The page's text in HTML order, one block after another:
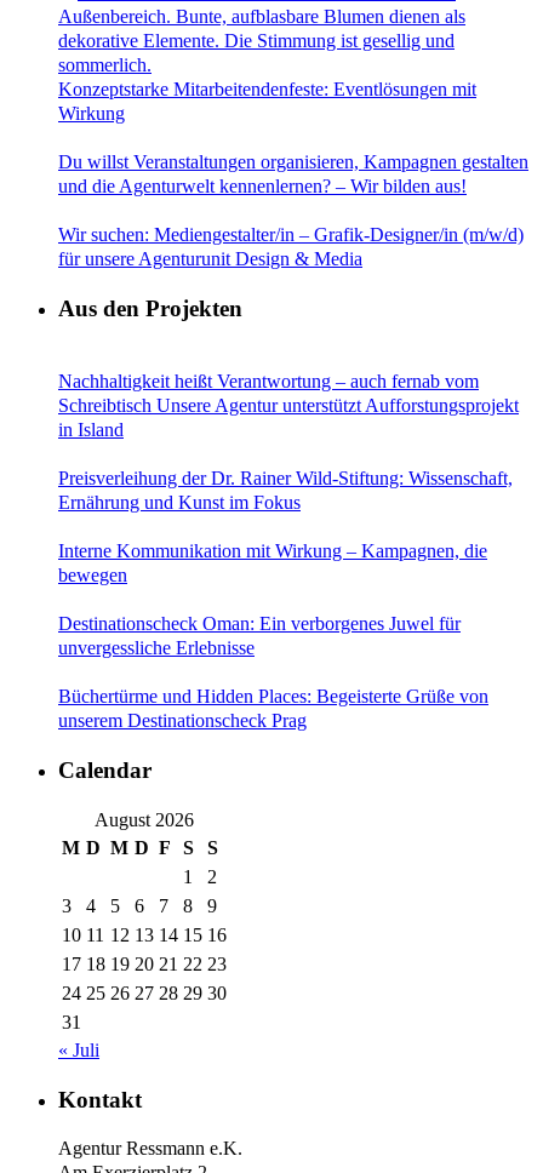
Konzeptstarke Mitarbeitendenfeste: Eventlösungen mit
Wirkung
Du willst Veranstaltungen organisieren, Kampagnen gestalten
und die Agenturwelt kennenlernen? – Wir bilden aus!
Wir suchen: Mediengestalter/in – Grafik-Designer/in (m/w/d)
für unsere Agenturunit Design & Media
Aus den Projekten
Nachhaltigkeit heißt Verantwortung – auch fernab vom
Schreibtisch Unsere Agentur unterstützt Aufforstungsprojekt
in Island
Preisverleihung der Dr. Rainer Wild-Stiftung: Wissenschaft,
Ernährung und Kunst im Fokus
Interne Kommunikation mit Wirkung – Kampagnen, die
bewegen
Destinationscheck Oman: Ein verborgenes Juwel für
unvergessliche Erlebnisse
Büchertürme und Hidden Places: Begeisterte Grüße von
unserem Destinationscheck Prag
Calendar
August 2026
M D M D F S
S
1
2
3
4 5 6 7 8
9
10 11 12 13 14 15 16
17 18 19 20 21 22 23
24 25 26 27 28 29 30
31
« Juli
Kontakt
Agentur Ressmann e.K.